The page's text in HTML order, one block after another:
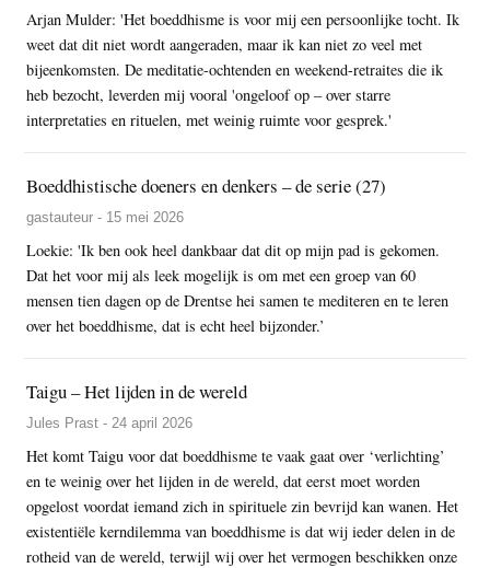
Arjan Mulder: 'Het boeddhisme is voor mij een persoonlijke tocht. Ik
weet dat dit niet wordt aangeraden, maar ik kan niet zo veel met
bijeenkomsten. De meditatie-ochtenden en weekend-retraites die ik
heb bezocht, leverden mij vooral 'ongeloof op – over starre
interpretaties en rituelen, met weinig ruimte voor gesprek.'
Boeddhistische doeners en denkers – de serie (27)
gastauteur - 15 mei 2026
Loekie: 'Ik ben ook heel dankbaar dat dit op mijn pad is gekomen.
Dat het voor mij als leek mogelijk is om met een groep van 60
mensen tien dagen op de Drentse hei samen te mediteren en te leren
over het boeddhisme, dat is echt heel bijzonder.’
Taigu – Het lijden in de wereld
Jules Prast - 24 april 2026
Het komt Taigu voor dat boeddhisme te vaak gaat over ‘verlichting’
en te weinig over het lijden in de wereld, dat eerst moet worden
opgelost voordat iemand zich in spirituele zin bevrijd kan wanen. Het
existentiële kerndilemma van boeddhisme is dat wij ieder delen in de
rotheid van de wereld, terwijl wij over het vermogen beschikken onze